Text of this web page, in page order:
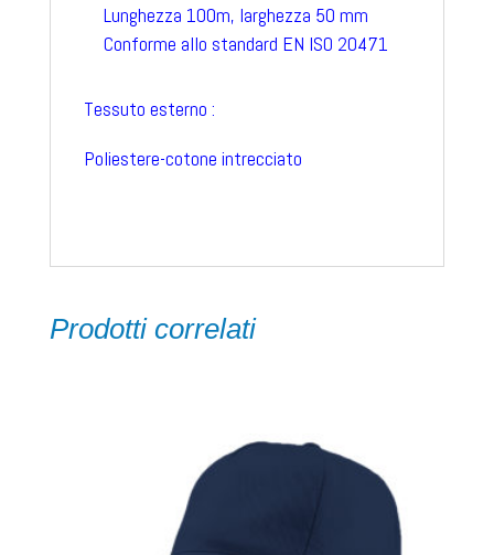
Lunghezza 100m, larghezza 50 mm
Conforme allo standard EN ISO 20471
Tessuto esterno :
Poliestere-cotone intrecciato
Prodotti correlati